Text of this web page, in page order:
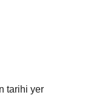
tarihi yer